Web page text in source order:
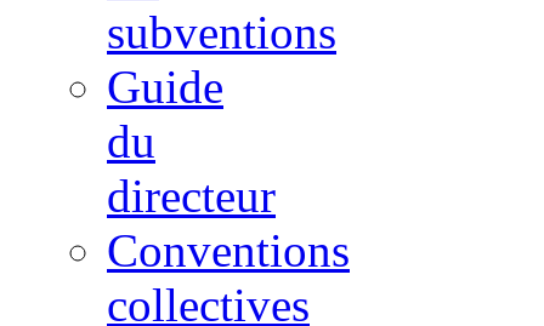
subventions
Guide
du
directeur
Conventions
collectives